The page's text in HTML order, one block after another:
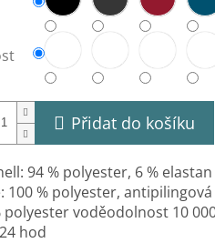
Přidat do košíku
94 % polyester, 6 %
100 % polyester,
polyester voděodolnost 10
hod